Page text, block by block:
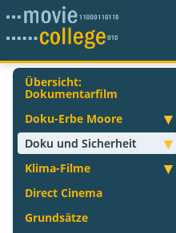
Übersicht:
Dokumentarfilm
Doku-Erbe Moore
Doku und Sicherheit
Klima-Filme
Direct Cinema
Grundsätze